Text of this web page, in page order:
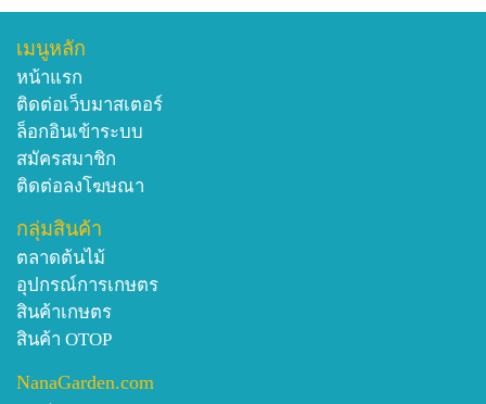
เมนูหลัก
หน้าแรก
ติดต่อเว็บมาสเตอร์
ล็อกอินเข้าระบบ
สมัครสมาชิก
ติดต่อลงโฆษณา
กลุ่มสินค้า
ตลาดต้นไม้
อุปกรณ์การเกษตร
สินค้าเกษตร
สินค้า OTOP
NanaGarden.com